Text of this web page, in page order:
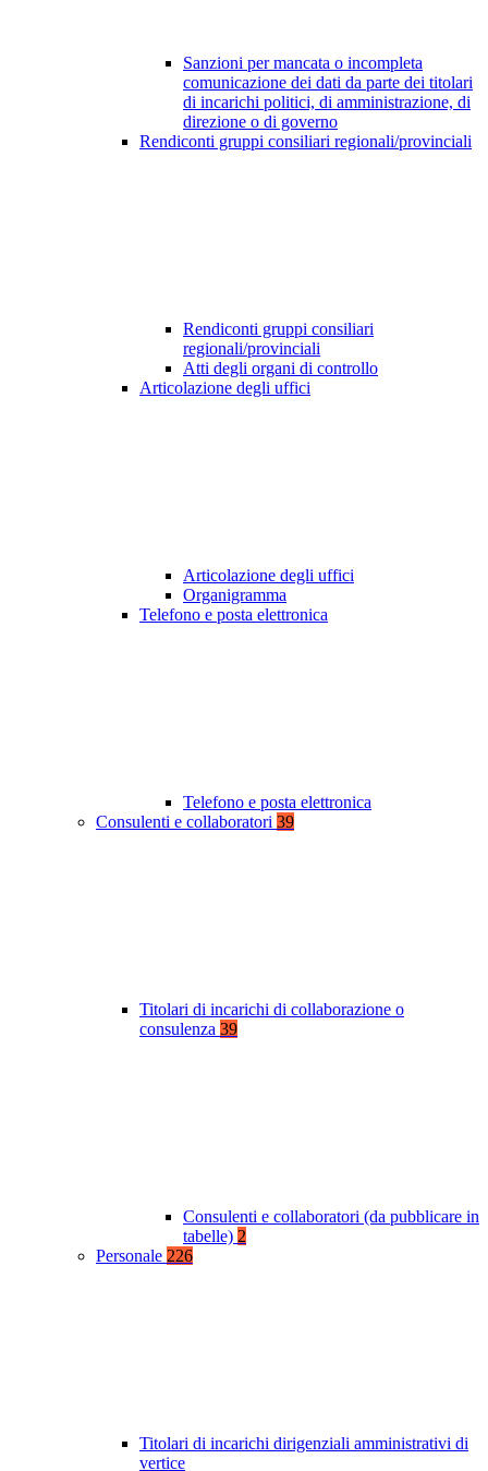
Sanzioni per mancata o incompleta
comunicazione dei dati da parte dei titolari
di incarichi politici, di amministrazione, di
direzione o di governo
Rendiconti gruppi consiliari regionali/provinciali
Rendiconti gruppi consiliari
regionali/provinciali
Atti degli organi di controllo
Articolazione degli uffici
Articolazione degli uffici
Organigramma
Telefono e posta elettronica
Telefono e posta elettronica
Consulenti e collaboratori 39
Titolari di incarichi di collaborazione o
consulenza 39
Consulenti e collaboratori (da pubblicare in
tabelle) 2
Personale 226
Titolari di incarichi dirigenziali amministrativi di
vertice